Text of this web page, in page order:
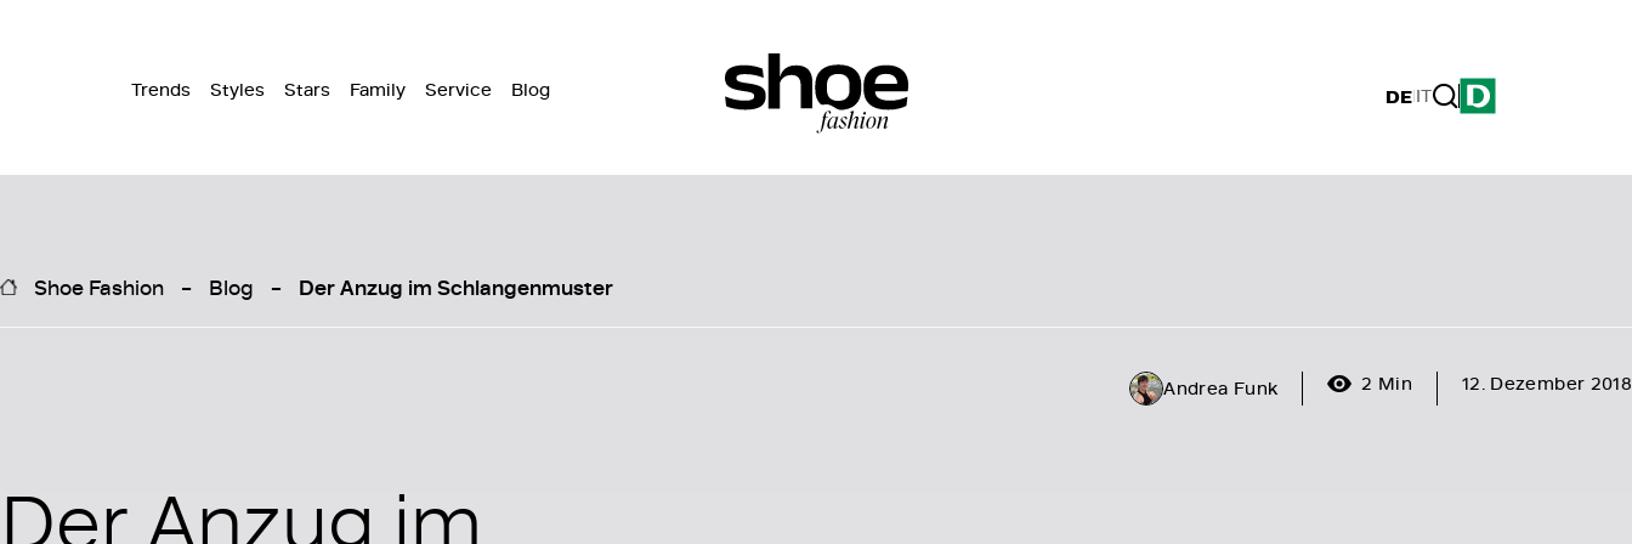
Trends Styles Stars Family Service Blog DE|IT
Shoe Fashion Blog Der Anzug im Schlangenmuster
Andrea Funk 2 Min 12. Dezember 2018
Der Anzug im